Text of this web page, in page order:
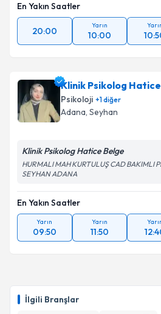
İlgili Branşlar
En Yakın Saatler
20:00
Yarın
10:00
Klinik Psikolog
Psikoloji +1diğer
Adana, Seyhan
Klinik Psikolog Hatice Belge
HURMALI MAH KURTULUŞ CAD BAKIMLI
SEYHAN ADANA
En Yakın Saatler
Yarın
09:50
Yarın
11:50